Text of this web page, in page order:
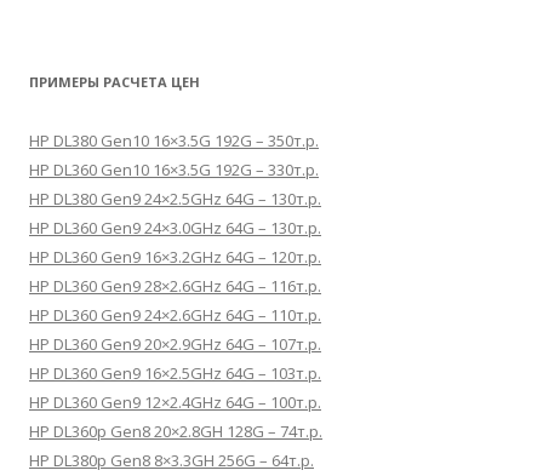
ПРИМЕРЫ РАСЧЕТА ЦЕН
HP DL380 Gen10 16×3.5G 192G – 350т.р.
HP DL360 Gen10 16×3.5G 192G – 330т.р.
HP DL380 Gen9 24×2.5GHz 64G – 130т.р.
HP DL360 Gen9 24×3.0GHz 64G – 130т.р.
HP DL360 Gen9 16×3.2GHz 64G – 120т.р.
HP DL360 Gen9 28×2.6GHz 64G – 116т.р.
HP DL360 Gen9 24×2.6GHz 64G – 110т.р.
HP DL360 Gen9 20×2.9GHz 64G – 107т.р.
HP DL360 Gen9 16×2.5GHz 64G – 103т.р.
HP DL360 Gen9 12×2.4GHz 64G – 100т.р.
HP DL360p Gen8 20×2.8GH 128G – 74т.р.
HP DL380p Gen8 8×3.3GH 256G – 64т.р.